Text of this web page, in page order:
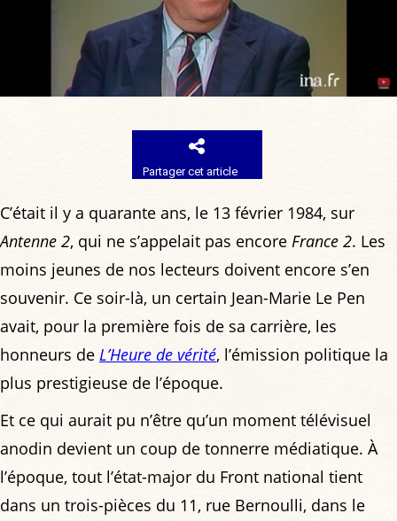
Partager cet article
C’était il y a quarante ans, le 13 février 1984, sur
Antenne 2, qui ne s’appelait pas encore France 2. Les
moins jeunes de nos lecteurs doivent encore s’en
souvenir. Ce soir-là, un certain Jean-Marie Le Pen
avait, pour la première fois de sa carrière, les
honneurs de L’Heure de vérité, l’émission politique la
plus prestigieuse de l’époque.
Et ce qui aurait pu n’être qu’un moment télévisuel
anodin devient un coup de tonnerre médiatique. À
l’époque, tout l’état-major du Front national tient
dans un trois-pièces du 11, rue Bernoulli, dans le